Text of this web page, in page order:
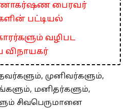
பைரவர்
பட்டியல்
வழிபட
விநாயகர்
முனிவர்களும்,
மனிதர்களும்,
சிவபெருமானை